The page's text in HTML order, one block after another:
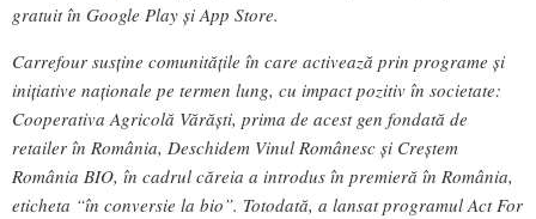
gratuit în Google Play și App Store.
Carrefour susține comunitățile în care activează prin programe și
inițiative naționale pe termen lung, cu impact pozitiv în societate:
Cooperativa Agricolă Vărăști, prima de acest gen fondată de
retailer în România, Deschidem Vinul Românesc și Creștem
România BIO, în cadrul căreia a introdus în premieră în România,
eticheta “în conversie la bio”. Totodată, a lansat programul Act For